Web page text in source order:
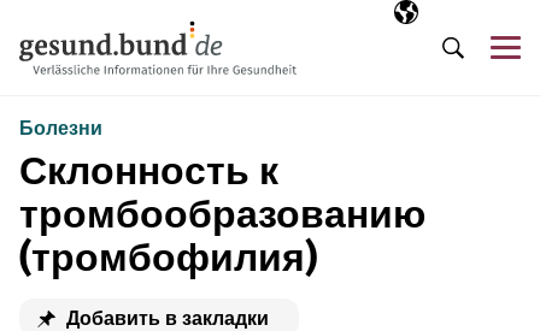
Выбранный
RU
Поиск
Болезни
Склонность к
тромбообразованию
(тромбофилия)
Добавить в закладки